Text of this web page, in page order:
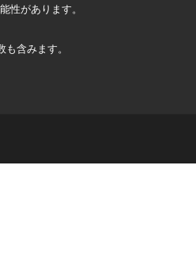
性があります。
含みます。